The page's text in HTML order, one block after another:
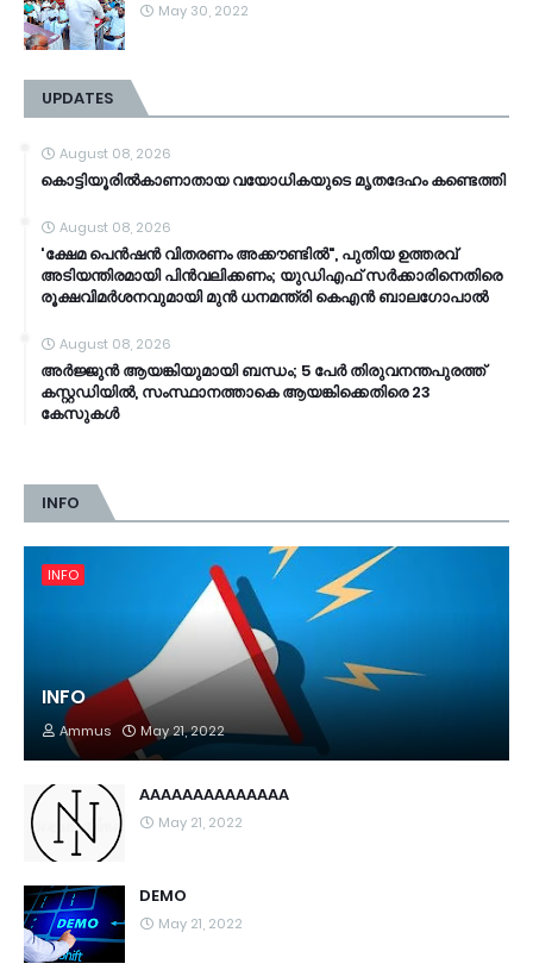
May 30, 2022
UPDATES
August 08, 2026
കൊട്ടിയൂരിൽകാണാതായ വയോധികയുടെ മൃതദേഹം കണ്ടെത്തി
August 08, 2026
'ക്ഷേമ പെൻഷൻ വിതരണം അക്കൗണ്ടില്‍", പുതിയ ഉത്തരവ്
അടിയന്തിരമായി പിൻവലിക്കണം; യുഡിഎഫ് സര്‍ക്കാരിനെതിരെ
രൂക്ഷവിമര്‍ശനവുമായി മുൻ ധനമന്ത്രി കെഎൻ ബാലഗോപാൽ
August 08, 2026
അർജ്ജുൻ ആയങ്കിയുമായി ബന്ധം; 5 പേർ തിരുവനന്തപുരത്ത്
കസ്റ്റഡിയിൽ, സംസ്ഥാനത്താകെ ആയങ്കിക്കെതിരെ 23
കേസുകൾ
INFO
INFO
INFO
Ammus May 21, 2022
AAAAAAAAAAAAAA
May 21, 2022
DEMO
May 21, 2022